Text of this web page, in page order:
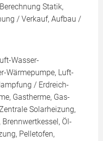
Statik,
/ Verkauf, Aufbau /
Wasser-
Wärmepumpe, Luft-
/ Erdreich-
Gastherme, Gas-
Solarheizung,
Öl-
Pelletofen,